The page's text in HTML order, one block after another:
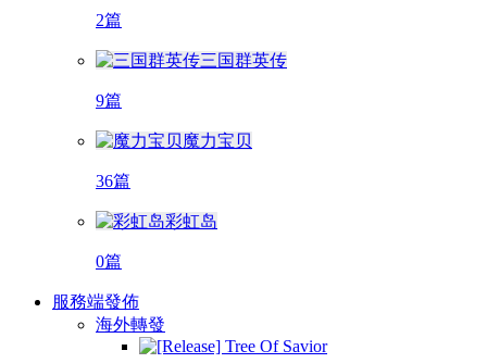
2篇
三国群英传
9篇
魔力宝贝
36篇
彩虹岛
0篇
服務端發佈
海外轉發